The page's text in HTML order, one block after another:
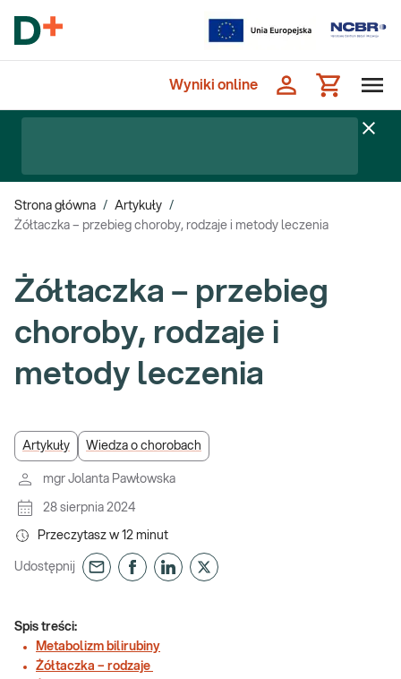
Wyniki online
Strona główna / Artykuły /
Żółtaczka – przebieg choroby, rodzaje i metody leczenia
Żółtaczka – przebieg
choroby, rodzaje i
metody leczenia
Artykuły Wiedza o chorobach
mgr Jolanta Pawłowska
28 sierpnia 2024
Przeczytasz w 12 minut
Udostępnij
Spis treści:
Metabolizm bilirubiny
Żółtaczka – rodzaje